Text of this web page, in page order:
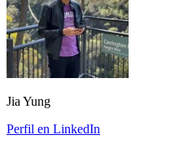
Jia Yung
Perfil en LinkedIn